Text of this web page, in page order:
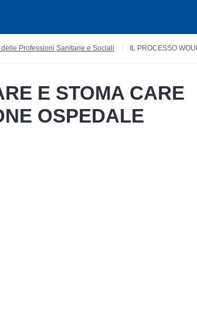
Professioni Sanitarie e Sociali
E STOMA CARE
OSPEDALE